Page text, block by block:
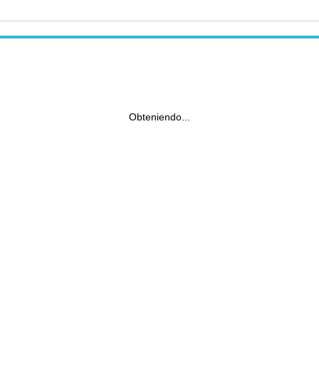
Obteniendo...